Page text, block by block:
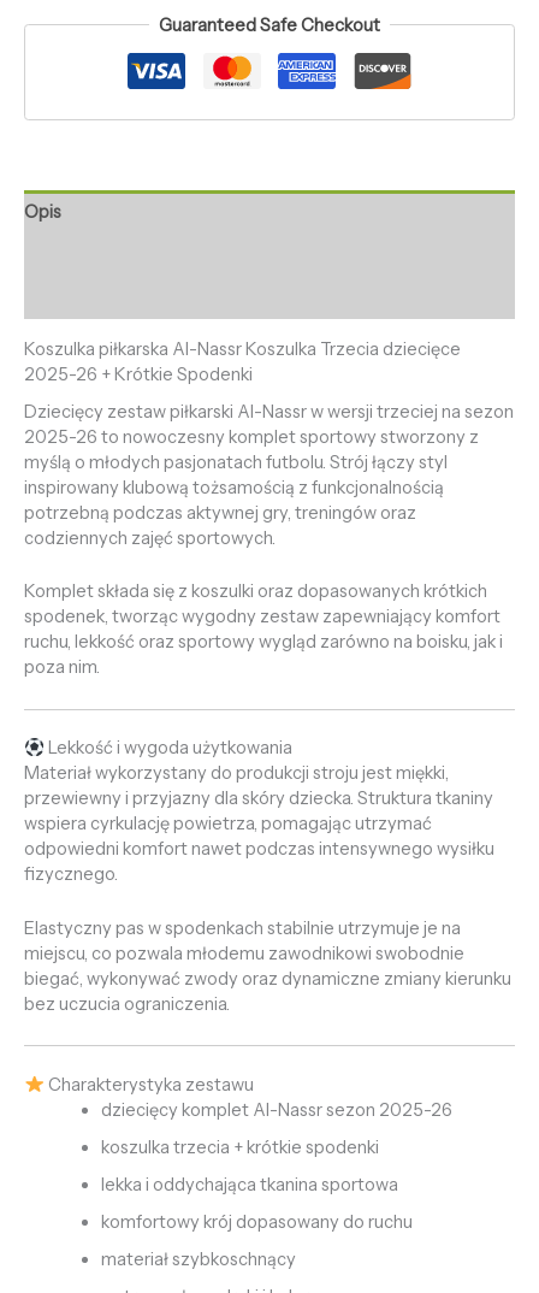
Guaranteed Safe Checkout
Opis
Koszulka piłkarska Al-Nassr Koszulka Trzecia dziecięce
2025-26 + Krótkie Spodenki
Dziecięcy zestaw piłkarski Al-Nassr w wersji trzeciej na sezon
2025-26 to nowoczesny komplet sportowy stworzony z
myślą o młodych pasjonatach futbolu. Strój łączy styl
inspirowany klubową tożsamością z funkcjonalnością
potrzebną podczas aktywnej gry, treningów oraz
codziennych zajęć sportowych.
Komplet składa się z koszulki oraz dopasowanych krótkich
spodenek, tworząc wygodny zestaw zapewniający komfort
ruchu, lekkość oraz sportowy wygląd zarówno na boisku, jak i
poza nim.
Lekkość i wygoda użytkowania
Materiał wykorzystany do produkcji stroju jest miękki,
przewiewny i przyjazny dla skóry dziecka. Struktura tkaniny
wspiera cyrkulację powietrza, pomagając utrzymać
odpowiedni komfort nawet podczas intensywnego wysiłku
fizycznego.
Elastyczny pas w spodenkach stabilnie utrzymuje je na
miejscu, co pozwala młodemu zawodnikowi swobodnie
biegać, wykonywać zwody oraz dynamiczne zmiany kierunku
bez uczucia ograniczenia.
Charakterystyka zestawu
dziecięcy komplet Al-Nassr sezon 2025-26
koszulka trzecia + krótkie spodenki
lekka i oddychająca tkanina sportowa
komfortowy krój dopasowany do ruchu
materiał szybkoschnący